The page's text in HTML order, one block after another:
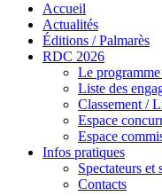
Accueil
Actualités
Éditions / Palmarès
RDC 2026
Le
Liste des
Classement /
Espace
Espace
Infos pratiques
Spectateurs et
Contacts